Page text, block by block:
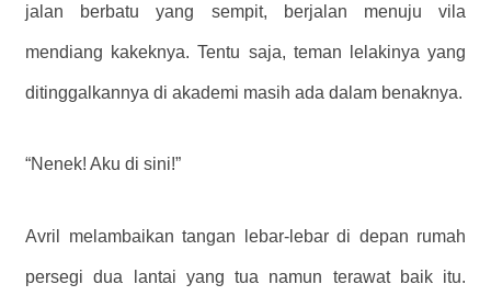
jalan berbatu yang sempit, berjalan menuju vila
mendiang kakeknya. Tentu saja, teman lelakinya yang
ditinggalkannya di akademi masih ada dalam benaknya.
“Nenek! Aku di sini!”
Avril melambaikan tangan lebar-lebar di depan rumah
persegi dua lantai yang tua namun terawat baik itu.